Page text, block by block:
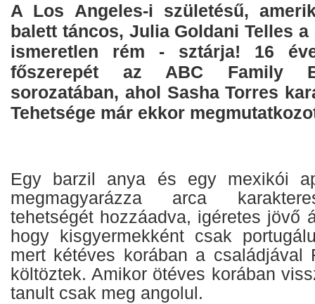
A Los Angeles-i születésű,
balett táncos, Julia Goldani Telles a
ismeretlen rém - sztárja! 16
főszerepét az ABC Family
sorozatában, ahol Sasha Torres
Tehetsége már ekkor
Egy barzil anya és egy mexikói
megmagyarázza arca
tehetségét hozzáadva, igéretes jövő
hogy kisgyermekként csak
mert kétéves korában a családjával
költöztek. Amikor ötéves korában
tanult csak meg angolul.